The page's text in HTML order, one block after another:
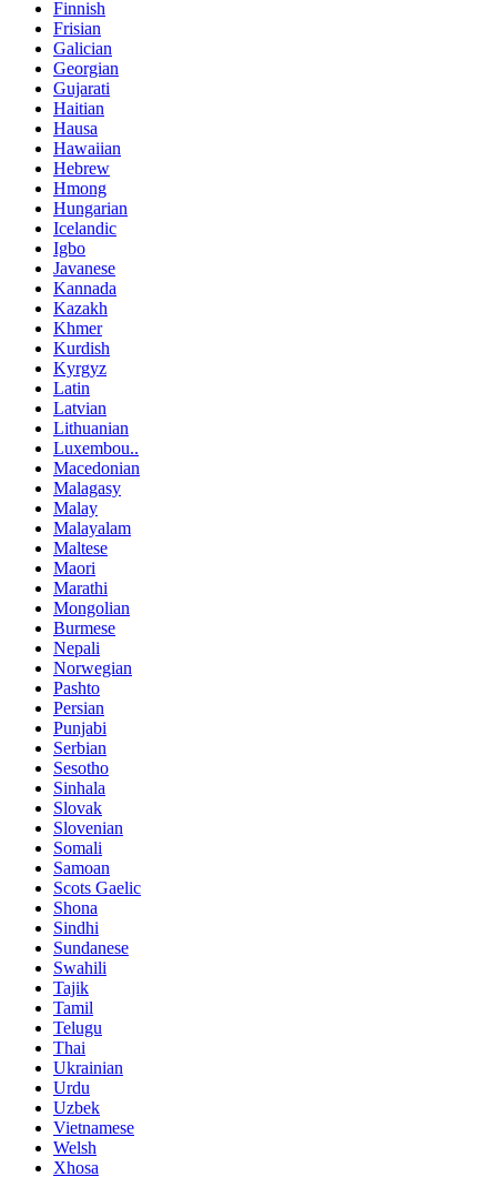
Finnish
Frisian
Galician
Georgian
Gujarati
Haitian
Hausa
Hawaiian
Hebrew
Hmong
Hungarian
Icelandic
Igbo
Javanese
Kannada
Kazakh
Khmer
Kurdish
Kyrgyz
Latin
Latvian
Lithuanian
Luxembou..
Macedonian
Malagasy
Malay
Malayalam
Maltese
Maori
Marathi
Mongolian
Burmese
Nepali
Norwegian
Pashto
Persian
Punjabi
Serbian
Sesotho
Sinhala
Slovak
Slovenian
Somali
Samoan
Scots Gaelic
Shona
Sindhi
Sundanese
Swahili
Tajik
Tamil
Telugu
Thai
Ukrainian
Urdu
Uzbek
Vietnamese
Welsh
Xhosa